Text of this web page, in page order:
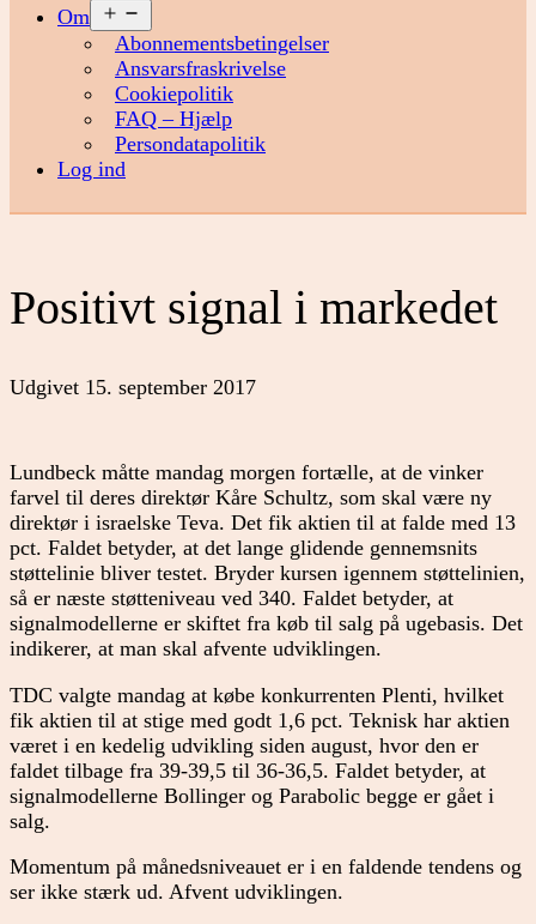
Om
menu
Abonnementsbetingelser
Ansvarsfraskrivelse
Cookiepolitik
FAQ – Hjælp
Persondatapolitik
Log ind
Positivt signal i markedet
Udgivet 15. september 2017
Lundbeck måtte mandag morgen fortælle, at de vinker
farvel til deres direktør Kåre Schultz, som skal være ny
direktør i israelske Teva. Det fik aktien til at falde med 13
pct. Faldet betyder, at det lange glidende gennemsnits
støttelinie bliver testet. Bryder kursen igennem støttelinien,
så er næste støtteniveau ved 340. Faldet betyder, at
signalmodellerne er skiftet fra køb til salg på ugebasis. Det
indikerer, at man skal afvente udviklingen.
TDC valgte mandag at købe konkurrenten Plenti, hvilket
fik aktien til at stige med godt 1,6 pct. Teknisk har aktien
været i en kedelig udvikling siden august, hvor den er
faldet tilbage fra 39-39,5 til 36-36,5. Faldet betyder, at
signalmodellerne Bollinger og Parabolic begge er gået i
salg.
Momentum på månedsniveauet er i en faldende tendens og
ser ikke stærk ud. Afvent udviklingen.